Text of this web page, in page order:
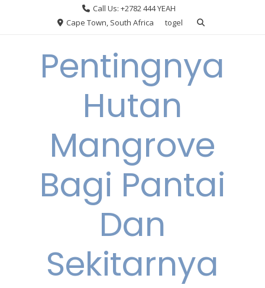
Call Us: +2782 444 YEAH
Cape Town, South Africa
togel
Pentingnya
Hutan
Mangrove
Bagi Pantai
Dan
Sekitarnya